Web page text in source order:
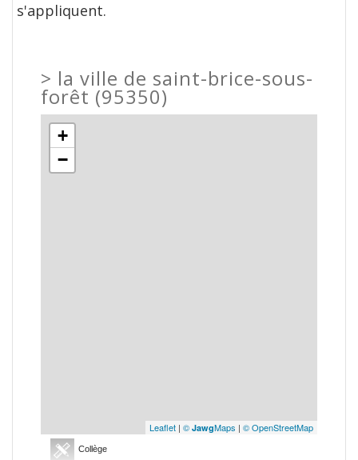
s'appliquent.
> la ville de saint-brice-sous-
forêt (95350)
+
−
Leaflet | © JawgMaps | © OpenStreetMap
Collège